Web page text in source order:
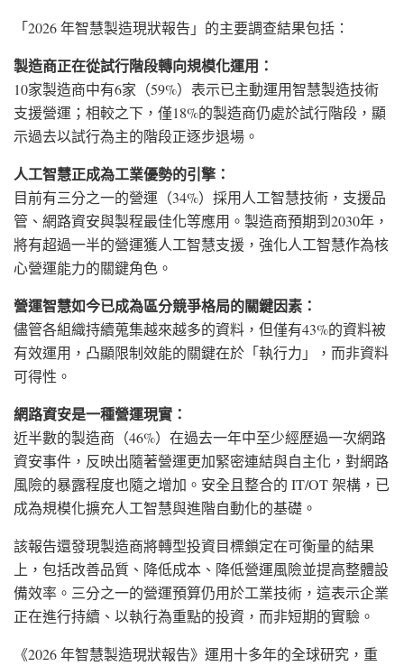
「2026 年智慧製造現狀報告」的主要調查結果包括：
製造商正在從試行階段轉向規模化運用：
10家製造商中有6家（59%）表示已主動運用智慧製造技術
支援營運；相較之下，僅18%的製造商仍處於試行階段，顯
示過去以試行為主的階段正逐步退場。
人工智慧正成為工業優勢的引擎：
目前有三分之一的營運（34%）採用人工智慧技術，支援品
管、網路資安與製程最佳化等應用。製造商預期到2030年，
將有超過一半的營運獲人工智慧支援，強化人工智慧作為核
心營運能力的關鍵角色。
營運智慧如今已成為區分競爭格局的關鍵因素：
儘管各組織持續蒐集越來越多的資料，但僅有43%的資料被
有效運用，凸顯限制效能的關鍵在於「執行力」，而非資料
可得性。
網路資安是一種營運現實：
近半數的製造商（46%）在過去一年中至少經歷過一次網路
資安事件，反映出隨著營運更加緊密連結與自主化，對網路
風險的暴露程度也隨之增加。安全且整合的 IT/OT 架構，已
成為規模化擴充人工智慧與進階自動化的基礎。
該報告還發現製造商將轉型投資目標鎖定在可衡量的結果
上，包括改善品質、降低成本、降低營運風險並提高整體設
備效率。三分之一的營運預算仍用於工業技術，這表示企業
正在進行持續、以執行為重點的投資，而非短期的實驗。
《2026 年智慧製造現狀報告》運用十多年的全球研究，重